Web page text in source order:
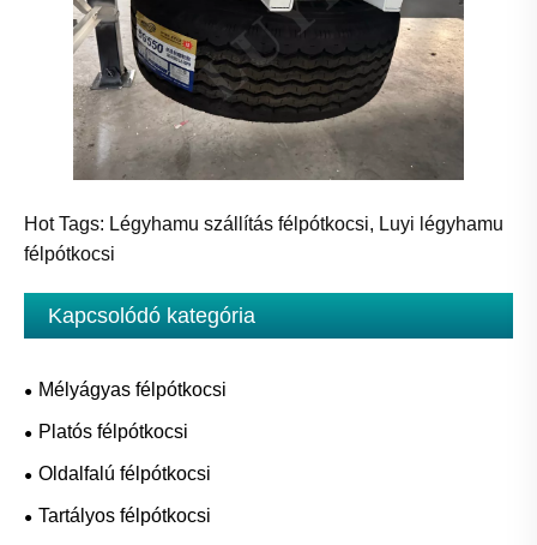
Hot Tags: Légyhamu szállítás félpótkocsi, Luyi légyhamu
félpótkocsi
Kapcsolódó kategória
Mélyágyas félpótkocsi
Platós félpótkocsi
Oldalfalú félpótkocsi
Tartályos félpótkocsi